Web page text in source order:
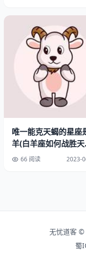
狮子座和射手座男子
自由和冒险，喜欢尝
去旅行、尝试各种新
狮子座和射手座男子
励，共同面对生活中
了希望和憧憬。他们
想。
三、天秤座男子
可以一起参加各种社
狮子座和天秤座男子
唯一能克天蝎的星座
羊(白羊座如何战胜天
座)66 阅读 2023-
无忧道客
蜀